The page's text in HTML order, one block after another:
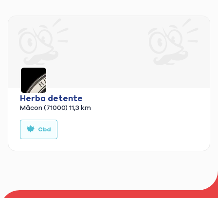
Herba detente
Mâcon (71000) 11,3 km
🍁 Cbd